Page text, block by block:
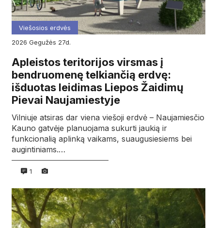
Viešosios erdvės
2026
gegužės 27d.
Apleistos teritorijos virsmas į
bendruomenę telkiančią erdvę:
išduotas leidimas Liepos Žaidimų
Pievai Naujamiestyje
Vilniuje atsiras dar viena viešoji erdvė – Naujamiesčio
Kauno gatvėje planuojama sukurti jaukią ir
funkcionalią aplinką vaikams, suaugusiesiems bei
augintiniams.…
1